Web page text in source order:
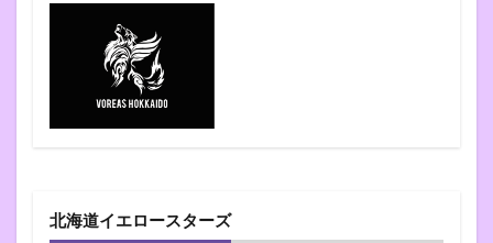
北海道イエロースターズ